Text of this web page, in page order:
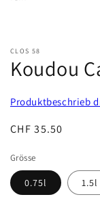
CLOS 58
Koudou
Produktbeschrieb
Normaler
CHF 35.50
Grösse
0.75l 1.5l